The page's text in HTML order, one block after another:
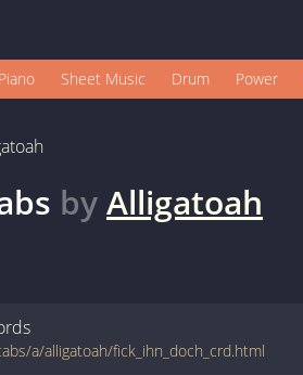
Piano Sheet Music Drum Power
byAlligatoah
a/alligatoah/fick_ihn_doch_crd.html